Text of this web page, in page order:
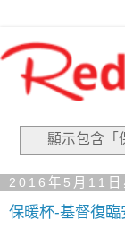
顯示包含「
2016年5月11日
保暖杯-基督復臨